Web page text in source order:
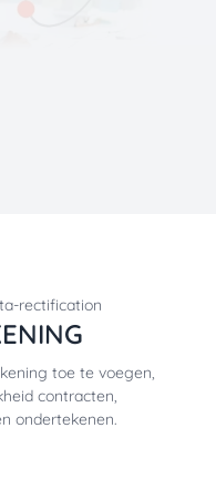
toe te voegen,
contracten,
ondertekenen.